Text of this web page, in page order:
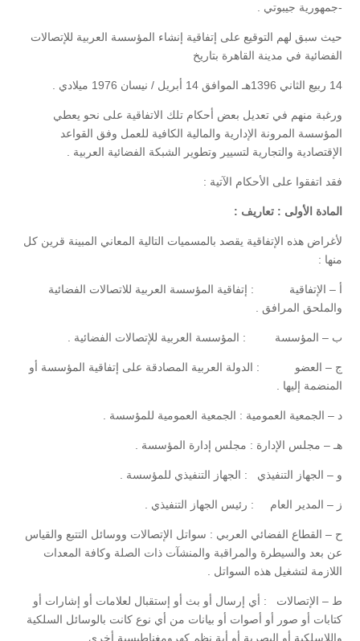
-جمهورية جيبوتي .
حيث سبق لهم التوقيع على إتفاقية إنشاء المؤسسة العربية للإتصالات
الفضائية في مدينة القاهرة بتاريخ
14 ربيع الثاني 1396هـ الموافق 14 أبريل / نيسان 1976 ميلادي .
ورغبة منهم في تعديل بعض أحكام تلك الاتفاقية على نحو يعطي
المؤسسة المرونة الإدارية والمالية الكافية للعمل وفق القواعد
الإقتصادية والتجارية لتسيير وتطوير الشبكة الفضائية العربية .
فقد اتفقوا على الأحكام الآتية :
المادة الأولى : تعاريف :
لأغراض هذه الإتفاقية يقصد بالمسميات التالية المعاني المبينة قرين كل
منها :
أ – الإتفاقية : إتفاقية المؤسسة العربية للاتصالات الفضائية
والملحق المرافق .
ب – المؤسسة : المؤسسة العربية للإتصالات الفضائية .
ج – العضو : الدولة العربية المصادقة على إتفاقية المؤسسة أو
المنضمة إليها .
د – الجمعية العمومية : الجمعية العمومية للمؤسسة .
هـ – مجلس الإدارة : مجلس إدارة المؤسسة .
و – الجهاز التنفيذي : الجهاز التنفيذي للمؤسسة .
ز – المدير العام : رئيس الجهاز التنفيذي .
ح – القطاع الفضائي العربي : سواتل الإتصالات ووسائل التتبع والقياس
عن بعد والسيطرة والمراقبة والمنشآت ذات الصلة وكافة المعدات
اللازمة لتشغيل هذه السواتل .
ط – الإتصالات : أي إرسال أو بث أو إستقبال لعلامات أو إشارات أو
كتابات أو صور أو أصوات أو بيانات من أي نوع كانت بالوسائل السلكية
واللاسلكية أو البصرية أو أية نظم كهرومغناطيسية أخرى .